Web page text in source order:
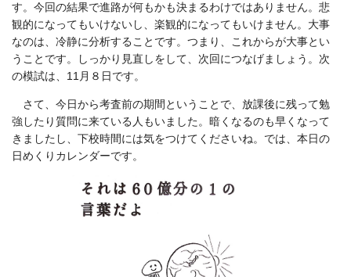
す。今回の結果で進路が何もかも決まるわけではありません。悲
観的になってもいけないし、楽観的になってもいけません。大事
なのは、冷静に分析することです。つまり、これからが大事とい
うことです。しっかり見直しをして、次回につなげましょう。次
の模試は、11月８日です。
さて、今日から考査前の期間ということで、放課後に残って勉
強したり質問に来ている人もいました。暗くなるのも早くなって
きましたし、下校時間には気をつけてくださいね。では、本日の
日めくりカレンダーです。